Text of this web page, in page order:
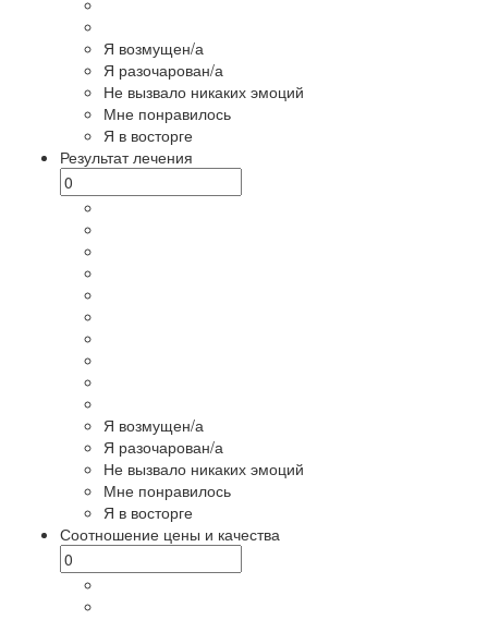
Я возмущен/а
Я разочарован/а
Не вызвало никаких эмоций
Мне понравилось
Я в восторге
Результат лечения
Я возмущен/а
Я разочарован/а
Не вызвало никаких эмоций
Мне понравилось
Я в восторге
Соотношение цены и качества